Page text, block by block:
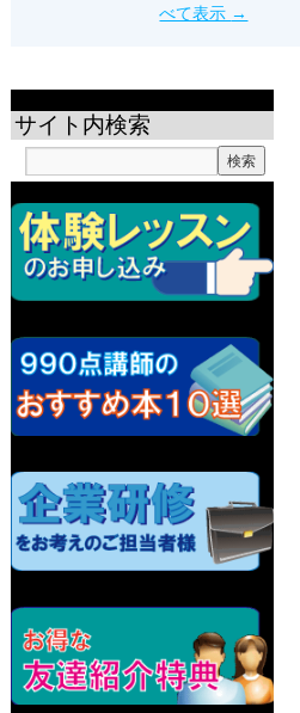
べて表示 →
サイト内検索